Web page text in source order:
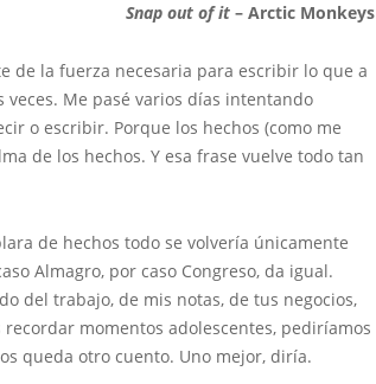
Snap out of it – Arctic Monkeys
la fuerza necesaria para escribir lo que a
Me pasé varios días intentando
o escribir. Porque los hechos (como me
de los hechos. Y esa frase vuelve todo tan
de hechos todo se volvería únicamente
Almagro, por caso Congreso, da igual.
del trabajo, de mis notas, de tus negocios,
momentos adolescentes, pediríamos
queda otro cuento. Uno mejor, diría.